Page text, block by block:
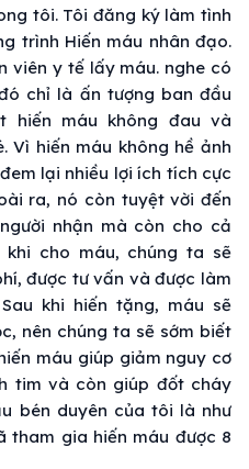
tôi. Tôi đăng ký làm tình
trình Hiến máu nhân đạo.
viên y tế lấy máu. nghe có
chỉ là ấn tượng ban đầu
hiến máu không đau và
Vì hiến máu không hề ảnh
lại nhiều lợi ích tích cực
ra, nó còn tuyệt vời đến
nhận mà còn cho cả
khi cho máu, chúng ta sẽ
được tư vấn và được làm
khi hiến tặng, máu sẽ
nên chúng ta sẽ sớm biết
máu giúp giảm nguy cơ
tim và còn giúp đốt cháy
bén duyên của tôi là như
gia hiến máu được 8